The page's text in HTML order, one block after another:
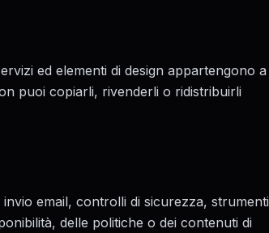
ed elementi di design appartengono a
puoi copiarli, rivenderli o ridistribuirli
email, controlli di sicurezza, strumenti
delle politiche o dei contenuti di